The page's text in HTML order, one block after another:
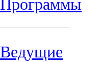
Программы
Ведущие